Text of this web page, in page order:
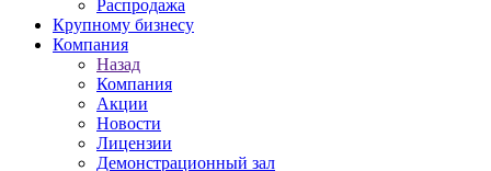
Распродажа
Крупному бизнесу
Компания
Назад
Компания
Акции
Новости
Лицензии
Демонстрационный зал